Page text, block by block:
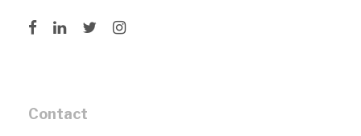
Contact